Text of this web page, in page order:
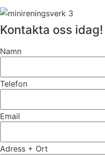
Kontakta oss idag!
Namn
Telefon
Email
Adress + Ort